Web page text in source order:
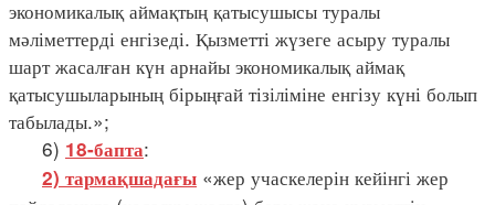
экономикалық аймақтың қатысушысы туралы
мәліметтерді енгізеді. Қызметті жүзеге асыру туралы
шарт жасалған күн арнайы экономикалық аймақ
қатысушыларының бірыңғай тізіліміне енгізу күні болып
табылады.»;
6) 18-бапта:
2) тармақшадағы «жер учаскелерін кейінгі жер